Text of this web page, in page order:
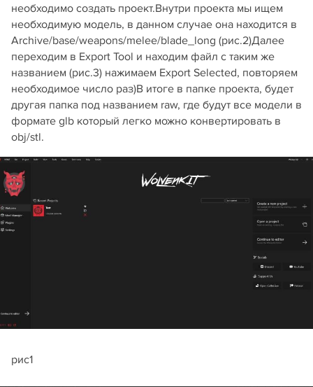
необходимо создать проект.Внутри проекта мы ищем
необходимую модель, в данном случае она находится в
Archive/base/weapons/melee/blade_long (рис.2)Далее
переходим в Export Tool и находим файл с таким же
названием (рис.3) нажимаем Export Selected, повторяем
необходимое число раз)В итоге в папке проекта, будет
другая папка под названием raw, где будут все модели в
формате glb который легко можно конвертировать в
obj/stl.
рис1